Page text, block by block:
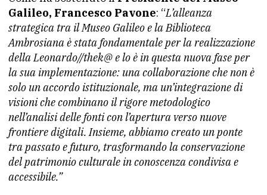
Galileo, Francesco Pavone: “L’alleanza
strategica tra il Museo Galileo e la Biblioteca
Ambrosiana è stata fondamentale per la realizzazione
della Leonardo//thek@ e lo è in questa nuova fase per
la sua implementazione: una collaborazione che non è
solo un accordo istituzionale, ma un’integrazione di
visioni che combinano il rigore metodologico
nell’analisi delle fonti con l’apertura verso nuove
frontiere digitali. Insieme, abbiamo creato un ponte
tra passato e futuro, trasformando la conservazione
del patrimonio culturale in conoscenza condivisa e
accessibile.”